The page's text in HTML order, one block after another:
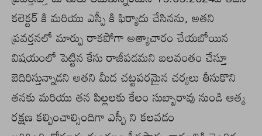
కలెక్టర్ కి మరియు ఎస్పీ కి ఫిర్యాదు చేసినను, అతని
ప్రవర్తనలో మార్పు రాకపోగా అత్యాచారం చేయబోయిన
విషయంలో పెట్టిన కేసు రాజీపడమని బలవంతం చేస్తూ
బెదిరిస్తున్నాడని అతని మీద చట్టపరమైన చర్యలు తీసుకొని
తనకు మరియు తన పిల్లలకు కేలం సుబ్బారావు నుండి ఆత్మ
రక్షణ కల్పించాల్సిందిగా ఎస్పీ ని కలవడం